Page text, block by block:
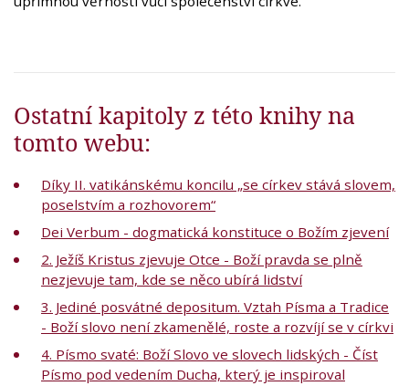
Ostatní kapitoly z této knihy na
tomto webu:
Díky II. vatikánskému koncilu „se církev stává slovem,
poselstvím a rozhovorem“
Dei Verbum - dogmatická konstituce o Božím zjevení
2. Ježíš Kristus zjevuje Otce - Boží pravda se plně
nezjevuje tam, kde se něco ubírá lidství
3. Jediné posvátné depositum. Vztah Písma a Tradice
- Boží slovo není zkamenělé, roste a rozvíjí se v církvi
4. Písmo svaté: Boží Slovo ve slovech lidských - Číst
Písmo pod vedením Ducha, který je inspiroval